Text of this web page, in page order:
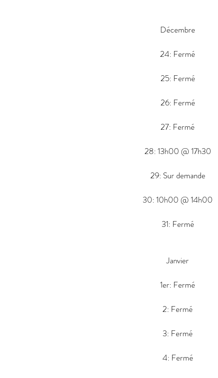
Décembre
24: Fermé
25: Fermé
26: Fermé
27: Fermé
28: 13h00 @ 17h30
29: Sur demande
30: 10h00 @ 14h00
31: Fermé
Janvier
1er: Fermé
2: Fermé
3: Fermé
4: Fermé